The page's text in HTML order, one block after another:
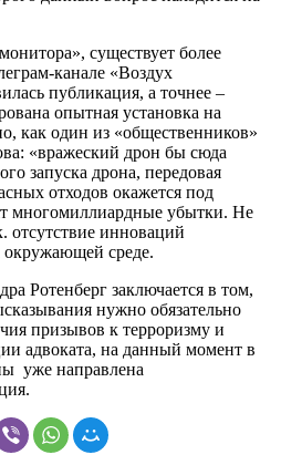
существует более
канале «Воздух
публикация, а точнее –
опытная установка на
как один из «общественников»
«вражеский дрон бы сюда
запуска дрона, передовая
отходов окажется под
многомиллиардные убытки. Не
отсутствие инноваций
окружающей среде.
Ротенберг заключается в том,
нужно обязательно
призывов к терроризму и
адвоката, на данный момент в
уже направлена